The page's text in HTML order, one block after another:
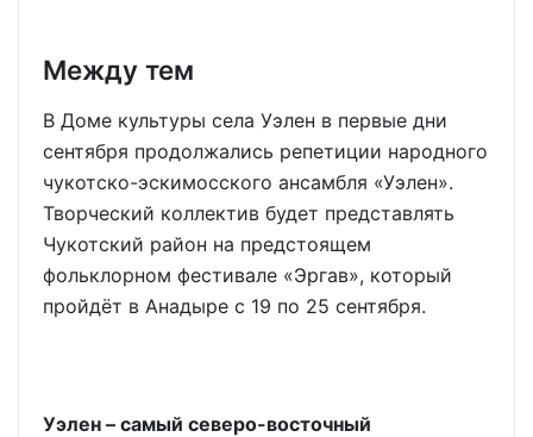
Между тем
В Доме культуры села Уэлен в первые дни
сентября продолжались репетиции народного
чукотско-эскимосского ансамбля «Уэлен».
Творческий коллектив будет представлять
Чукотский район на предстоящем
фольклорном фестивале «Эргав», который
пройдёт в Анадыре с 19 по 25 сентября.
Уэлен – самый северо-восточный